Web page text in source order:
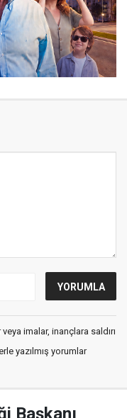
imalar, inançlara saldırı
yazılmış yorumlar
Başkanı